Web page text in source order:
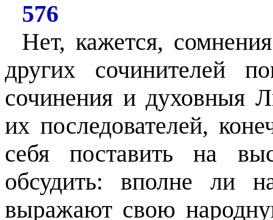
576
Нет, кажется,
других сочинителей
сочинения и духовныя
их последователей,
себя поставить на
обсудить: вполне ли
выражают свою